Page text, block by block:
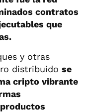
contratos
que
y otras
distribuido se
cripto vibrante